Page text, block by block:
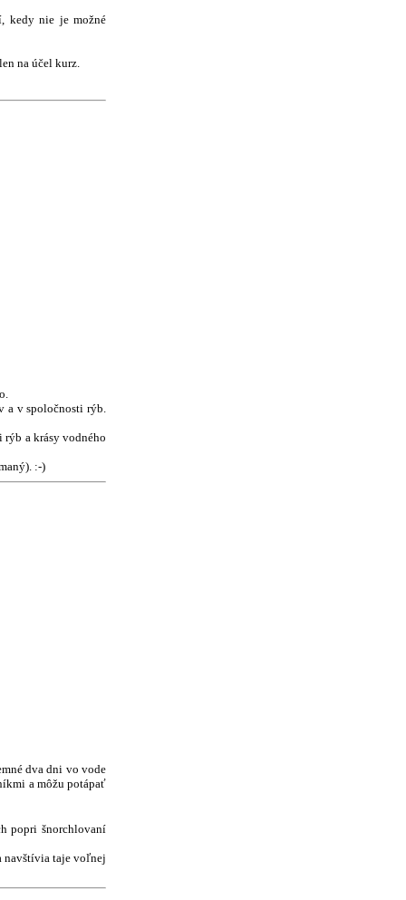
kedy nie je možné
na účel kurz.
a v spoločnosti rýb.
a krásy vodného
:-)
dva dni vo vode
a môžu potápať
popri šnorchlovaní
navštívia taje voľnej